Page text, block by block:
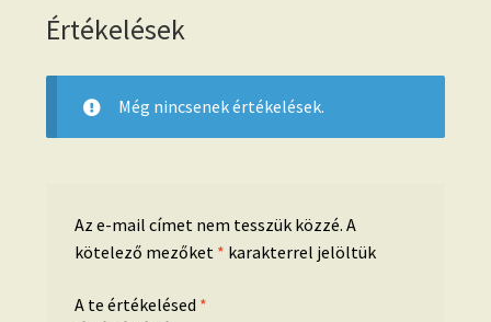
Értékelések
Még nincsenek értékelések.
Az e-mail címet nem tesszük közzé. A
kötelező mezőket * karakterrel jelöltük
A te értékelésed *